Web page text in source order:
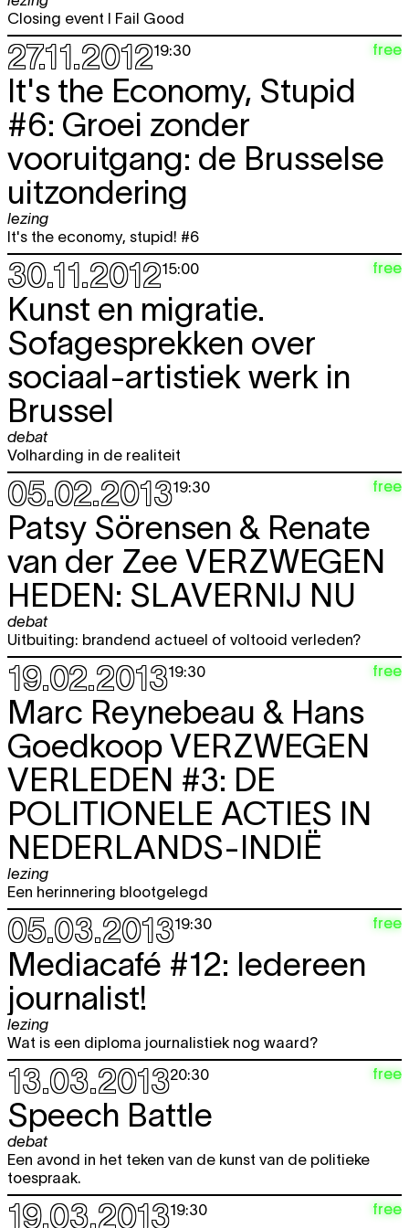
2.04
19:30
debat
di
16.04
Catherine Hakim (EN)
KAPITAAL
19:30
lezing
di
30.04
Who’s afraid of the F-word? #4
Mannen van Mars, Vrouwen van
Venus?
debat
free
MEI 2013
di
21.05
Milo Rau/ IIPM – International
Institute of Political MurderTHE
MOSCOW TRIALS
20:30
lezing
di
18.06
Ignaas DevischIT'S THE ECONOMY,
STUPID! #8: BETALEN VOOR
ONGEZOND GEDRAG
19:30
debat
OKTOBER 2013
za
5.10
David HelbichBELGIAN SOLUTIONS
22:00
boek presentatie
NOVEMBER 2013
wo
6.11
Gosie Vervloessem & Einat Tuchman
STATE OF THE ARTS – SOLIDARITY
AND ACTION
18:00 - 22:00
symposium
free
Closing event I Fail Good
27.11.201219:30 free
It's the Economy, Stupid
#6: Groei zonder
vooruitgang: de Brusselse
uitzondering
lezing
It's the economy, stupid! #6
30.11.201215:00 free
Kunst en migratie.
Sofagesprekken over
sociaal-artistiek werk in
Brussel
debat
Volharding in de realiteit
05.02.201319:30 free
Patsy Sörensen & Renate
van der Zee VERZWEGEN
HEDEN: SLAVERNIJ NU
debat
Uitbuiting: brandend actueel of voltooid verleden?
19.02.201319:30 free
Marc Reynebeau & Hans
Goedkoop VERZWEGEN
VERLEDEN #3: DE
POLITIONELE ACTIES IN
NEDERLANDS-INDIË
lezing
Een herinnering blootgelegd
05.03.201319:30 free
Mediacafé #12: Iedereen
journalist!
lezing
Wat is een diploma journalistiek nog waard?
13.03.201320:30 free
Speech Battle
debat
Een avond in het teken van de kunst van de politieke
toespraak.
19.03.201319:30 free